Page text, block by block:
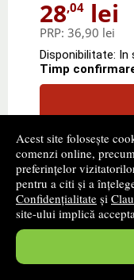
Acest site folosește
comenzi online,
preferințelor
pentru a citi și a
Confidențialitate și
site-ului implică
28,04 lei
PRP: 36,90 lei
Disponibilitate:
Timp